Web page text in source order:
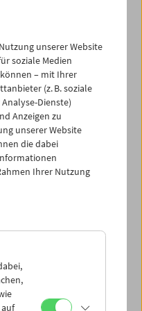
filmen –
Medium die Großstadt
Einübungen ins
berichten
wie Amateur-,
Mediums – sei es
Bilder, die extreme
filmen – von
die Möglichkeiten,
das heißt auch: sie sich
Leitfaden des
unserer Website
soziale Medien
– mit Ihrer
(z. B. soziale
Dienste)
Anzeigen zu
unserer Website
die dabei
Ihrer Nutzung